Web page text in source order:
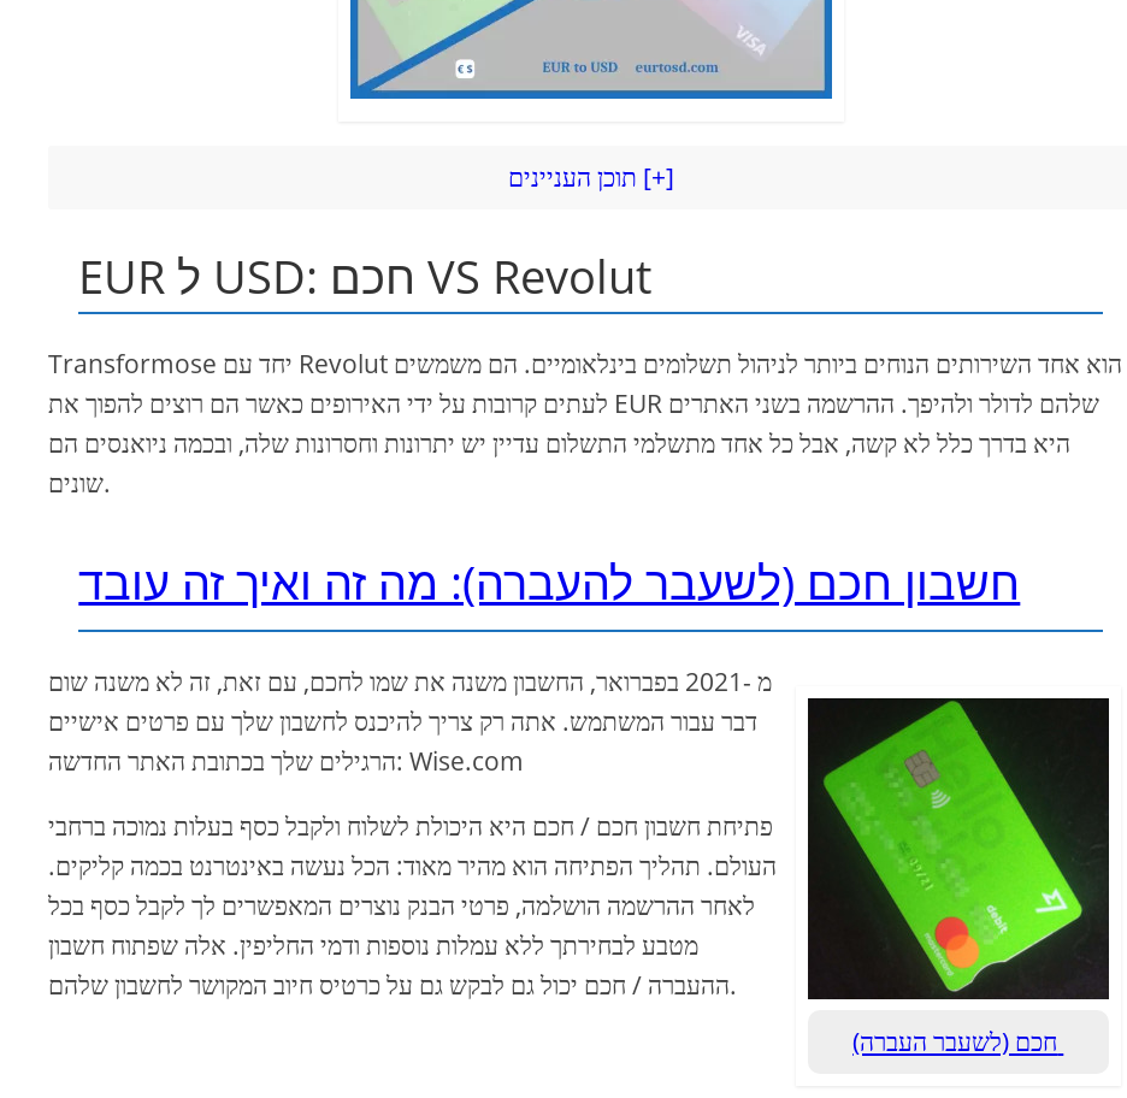
תוכן העניינים [+]
EUR ל USD: חכם VS Revolut
Transformose יחד עם Revolut הוא אחד השירותים הנוחים ביותר לניהול תשלומים בינלאומיים. הם משמשים
לעתים קרובות על ידי האירופים כאשר הם רוצים להפוך את EUR שלהם לדולר ולהיפך. ההרשמה בשני האתרים
היא בדרך כלל לא קשה, אבל כל אחד מתשלמי התשלום עדיין יש יתרונות וחסרונות שלה, ובכמה ניואנסים הם
שונים.
חשבון חכם (לשעבר להעברה): מה זה ואיך זה עובד
מ -2021 בפברואר, החשבון משנה את שמו לחכם, עם זאת, זה לא משנה שום
דבר עבור המשתמש. אתה רק צריך להיכנס לחשבון שלך עם פרטים אישיים
הרגילים שלך בכתובת האתר החדשה: Wise.com
פתיחת חשבון חכם / חכם היא היכולת לשלוח ולקבל כסף בעלות נמוכה ברחבי
העולם. תהליך הפתיחה הוא מהיר מאוד: הכל נעשה באינטרנט בכמה קליקים.
לאחר ההרשמה הושלמה, פרטי הבנק נוצרים המאפשרים לך לקבל כסף בכל
מטבע לבחירתך ללא עמלות נוספות ודמי החליפין. אלה שפתוח חשבון
ההעברה / חכם יכול גם לבקש גם על כרטיס חיוב המקושר לחשבון שלהם.